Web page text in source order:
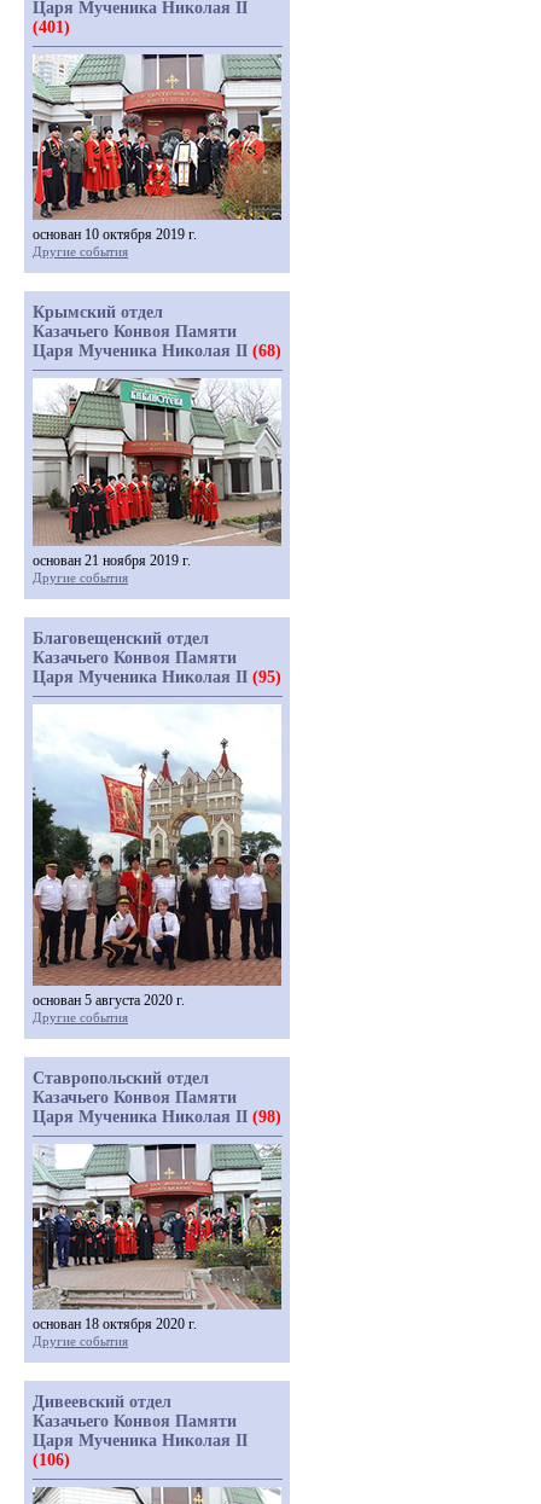
Царя Мученика Николая II
(401)
основан 10 октября 2019 г.
Другие события
Крымский отдел
Казачьего Конвоя Памяти
Царя Мученика Николая II (68)
основан 21 ноября 2019 г.
Другие события
Благовещенский отдел
Казачьего Конвоя Памяти
Царя Мученика Николая II (95)
основан 5 августа 2020 г.
Другие события
Ставропольский отдел
Казачьего Конвоя Памяти
Царя Мученика Николая II (98)
основан 18 октября 2020 г.
Другие события
Дивеевский отдел
Казачьего Конвоя Памяти
Царя Мученика Николая II
(106)